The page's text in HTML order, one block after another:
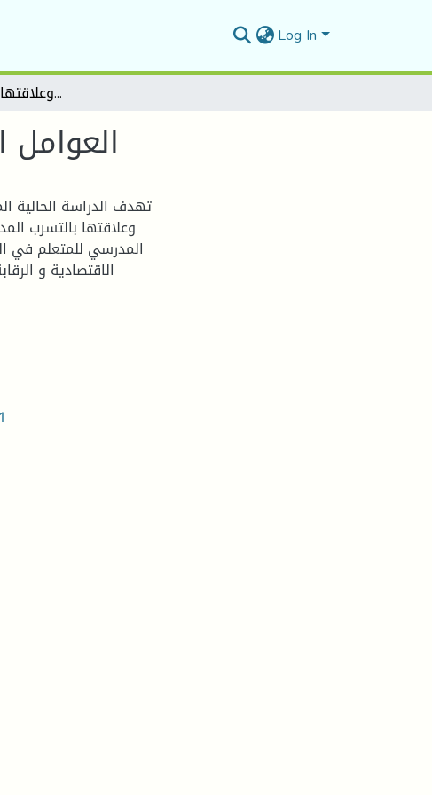
Log In
العوامل الاجتماعية والاقتصادية وعلاقتها بالتسرب المدرسي
تهدف الدراسة الحالية
وعلاقتها بالتسرب
المدرسي للمتعلم في
الاقتصادية و